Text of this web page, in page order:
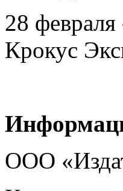
28
Крокус
ООО